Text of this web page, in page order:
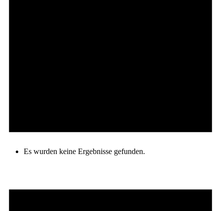
Es wurden keine Ergebnisse gefunden.